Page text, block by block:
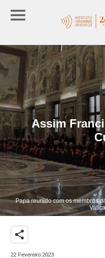
Assim
Papa reunido com os membros
share
22 Fevereiro 2023